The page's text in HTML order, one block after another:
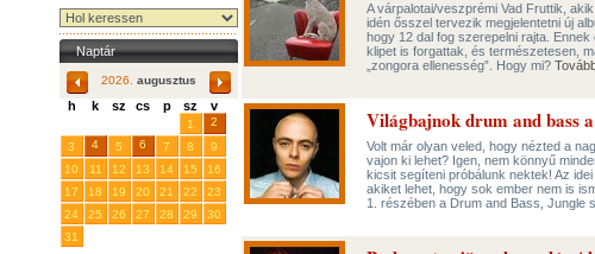
Naptár
2026. augusztus
h k sz cs p sz v
1
2
3
4 5 6 7 8
9
10
11 12 13 14 15
16
17
18 19 20 21 22
23
24
25 26 27 28 29
30
31
A várpalotai/veszprémi Vad Fruttik,
idén ősszel tervezik megjelentetni új
hogy 12 dal fog szerepelni rajta.
klipet is forgattak, és természetesen,
„zongora ellenesség”. Hogy mi?
Világbajnok drum and bass
Volt már olyan veled, hogy nézted a
vajon ki lehet? Igen, nem könnyű
kicsit segíteni próbálunk nektek! Az
akiket lehet, hogy sok ember nem is
1. részében a Drum and Bass, Jungle